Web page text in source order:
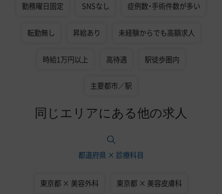
勤務曜日固定 SNSなし 症例数・手術件数が多い
転勤無し 昇給あり 未経験からでも高額求人
時給1万円以上 高待遇 駅徒歩圏内
主要都市／駅
同じエリアにある他の求人
都道府県 × 診療科目
東京都 × 美容外科 東京都 × 美容皮膚科